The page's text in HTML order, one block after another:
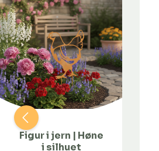
Figur i jern | Høne
i silhuet